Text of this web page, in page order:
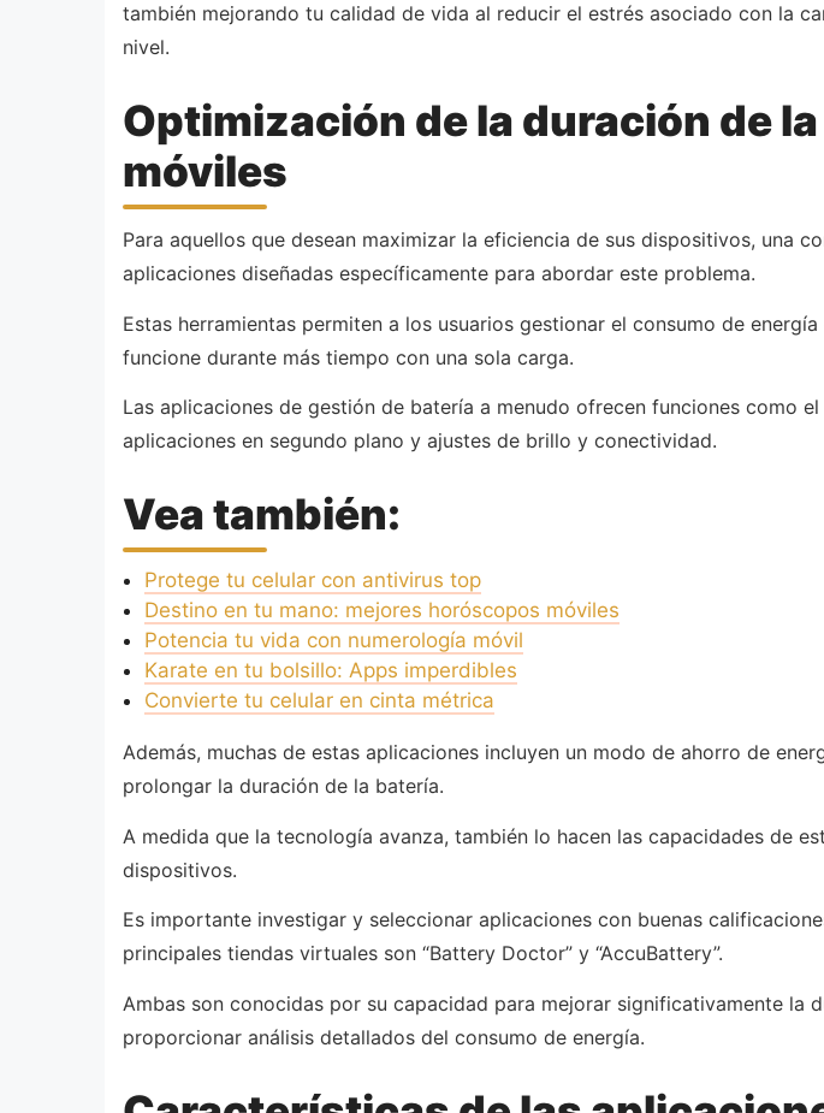
también mejorando tu calidad de vida al reducir el estrés asociado con la
nivel.
Optimización de la duración de
móviles
Para aquellos que desean maximizar la eficiencia de sus dispositivos, una
aplicaciones diseñadas específicamente para abordar este problema.
Estas herramientas permiten a los usuarios gestionar el consumo de
funcione durante más tiempo con una sola carga.
Las aplicaciones de gestión de batería a menudo ofrecen funciones como
aplicaciones en segundo plano y ajustes de brillo y conectividad.
Vea también:
Protege tu celular con antivirus top
Destino en tu mano: mejores horóscopos móviles
Potencia tu vida con numerología móvil
Karate en tu bolsillo: Apps imperdibles
Convierte tu celular en cinta métrica
Además, muchas de estas aplicaciones incluyen un modo de ahorro de
prolongar la duración de la batería.
A medida que la tecnología avanza, también lo hacen las capacidades de
dispositivos.
Es importante investigar y seleccionar aplicaciones con buenas
principales tiendas virtuales son “Battery Doctor” y “AccuBattery”.
Ambas son conocidas por su capacidad para mejorar significativamente
proporcionar análisis detallados del consumo de energía.